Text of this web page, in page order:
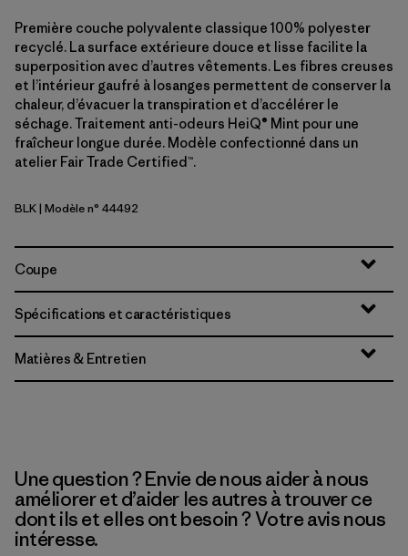
Première couche polyvalente classique 100% polyester
recyclé. La surface extérieure douce et lisse facilite la
superposition avec d’autres vêtements. Les fibres creuses
et l’intérieur gaufré à losanges permettent de conserver la
chaleur, d’évacuer la transpiration et d’accélérer le
séchage. Traitement anti-odeurs HeiQ® Mint pour une
fraîcheur longue durée. Modèle confectionné dans un
atelier Fair Trade Certified™.
Black
BLK| Modèle n° 44492
Coupe
Spécifications et caractéristiques
Matières & Entretien
Une question ? Envie de nous aider à nous
améliorer et d’aider les autres à trouver ce
dont ils et elles ont besoin ? Votre avis nous
intéresse.